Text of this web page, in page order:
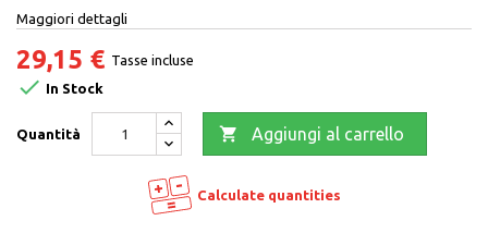
Maggiori dettagli
29,15 € Tasse incluse
 In Stock
Quantità  Aggiungi al carrello
Calculate quantities